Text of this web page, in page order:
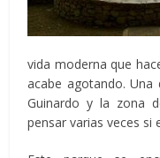
vida moderna que
acabe agotando. Una
Guinardo y la zona
pensar varias veces si